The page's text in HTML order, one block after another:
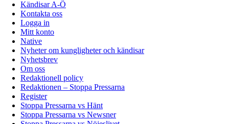
Kändisar A-Ö
Kontakta oss
Logga in
Mitt konto
Native
Nyheter om kungligheter och kändisar
Nyhetsbrev
Om oss
Redaktionell policy
Redaktionen – Stoppa Pressarna
Register
Stoppa Pressarna vs Hänt
Stoppa Pressarna vs Newsner